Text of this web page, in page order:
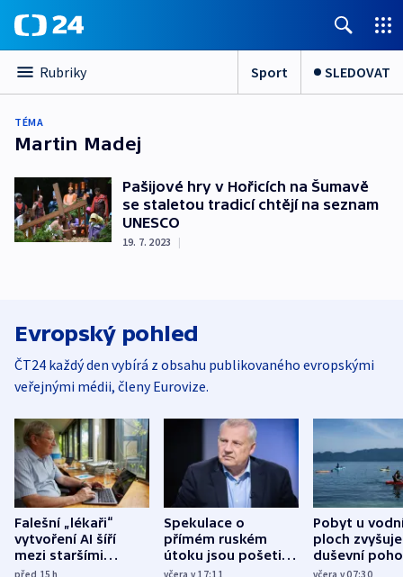
Rubriky Sport SLEDOVAT
TÉMA
Martin Madej
Pašijové hry v Hořicích na Šumavě
se staletou tradicí chtějí na seznam
UNESCO
19. 7. 2023 |
Evropský pohled
ČT24 každý den vybírá z obsahu publikovaného evropskými
veřejnými médii, členy Eurovize.
Falešní „lékaři“
vytvoření AI šíří
mezi staršími
Poláky nebezpečné
Spekulace o
přímém ruském
útoku jsou pošetilé,
míní estonský
Pobyt u
ploch zvyšuje
duševní
ukázala